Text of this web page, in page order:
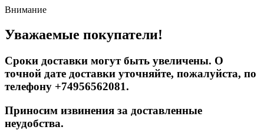
Внимание
Уважаемые покупатели!
Сроки доставки могут быть увеличены. О
точной дате доставки уточняйте, пожалуйста, по
телефону +74956562081.
Приносим извинения за доставленные
неудобства.